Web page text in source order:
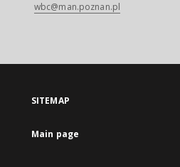
wbc@man.poznan.pl
SITEMAP
Main page